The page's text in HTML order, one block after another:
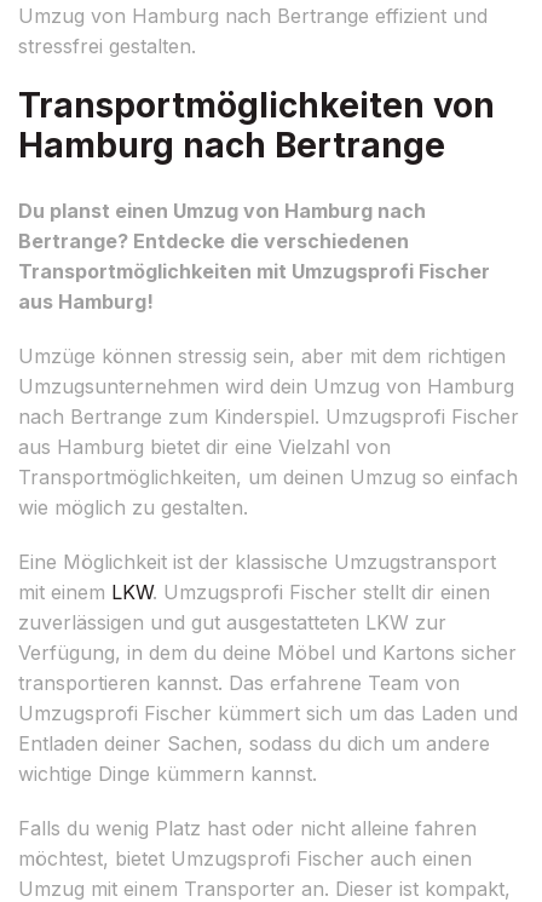
Umzug von Hamburg nach Bertrange effizient und
stressfrei gestalten.
Transportmöglichkeiten von
Hamburg nach Bertrange
Du planst einen Umzug von Hamburg nach
Bertrange? Entdecke die verschiedenen
Transportmöglichkeiten mit Umzugsprofi Fischer
aus Hamburg!
Umzüge können stressig sein, aber mit dem richtigen
Umzugsunternehmen wird dein Umzug von Hamburg
nach Bertrange zum Kinderspiel. Umzugsprofi Fischer
aus Hamburg bietet dir eine Vielzahl von
Transportmöglichkeiten, um deinen Umzug so einfach
wie möglich zu gestalten.
Eine Möglichkeit ist der klassische Umzugstransport
mit einem LKW. Umzugsprofi Fischer stellt dir einen
zuverlässigen und gut ausgestatteten LKW zur
Verfügung, in dem du deine Möbel und Kartons sicher
transportieren kannst. Das erfahrene Team von
Umzugsprofi Fischer kümmert sich um das Laden und
Entladen deiner Sachen, sodass du dich um andere
wichtige Dinge kümmern kannst.
Falls du wenig Platz hast oder nicht alleine fahren
möchtest, bietet Umzugsprofi Fischer auch einen
Umzug mit einem Transporter an. Dieser ist kompakt,